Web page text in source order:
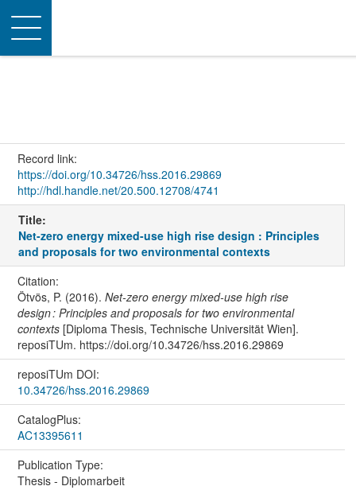
Toggle
navigation
Record link:
https://doi.org/10.34726/hss.2016.29869
http://hdl.handle.net/20.500.12708/4741
Title:
Net-zero energy mixed-use high rise design : Principles
and proposals for two environmental contexts
Citation:
Ötvös, P. (2016). Net-zero energy mixed-use high rise
design : Principles and proposals for two environmental
contexts[Diploma Thesis, Technische Universität Wien].
reposiTUm. https://doi.org/10.34726/hss.2016.29869
reposiTUm DOI:
10.34726/hss.2016.29869
CatalogPlus:
AC13395611
Publication Type:
Thesis - Diplomarbeit